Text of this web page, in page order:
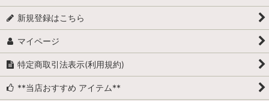
新規登録はこちら
マイページ
特定商取引法表示(利用規約)
**当店おすすめ アイテム**